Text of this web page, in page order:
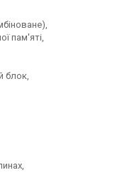
пам'яті,
блок,